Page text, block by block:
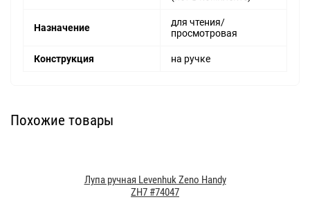
Назначение
для чтения/
просмотровая
Конструкция на ручке
Похожие товары
Лупа ручная Levenhuk Zeno Handy
ZH7 #74047